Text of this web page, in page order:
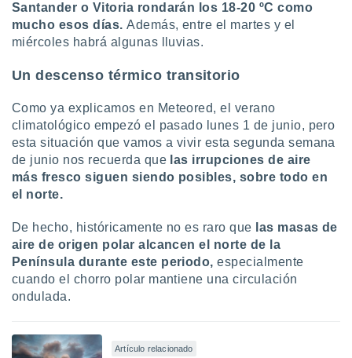
Santander o Vitoria rondarán los 18-20 ºC como
mucho esos días.Además, entre el martes y el
miércoles habrá algunas lluvias.
Un descenso térmico transitorio
Como ya explicamos en Meteored, el verano
climatológico empezó el pasado lunes 1 de junio, pero
esta situación que vamos a vivir esta segunda semana
de junio nos recuerda que las irrupciones de aire
más fresco siguen siendo posibles, sobre todo en
el norte.
De hecho, históricamente no es raro que las masas de
aire de origen polar alcancen el norte de la
Península durante este periodo, especialmente
cuando el chorro polar mantiene una circulación
ondulada.
Artículo relacionado